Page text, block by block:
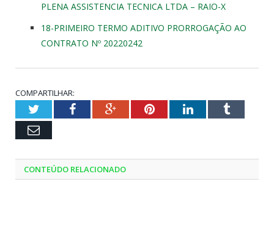
PLENA ASSISTENCIA TECNICA LTDA – RAIO-X
18-PRIMEIRO TERMO ADITIVO PRORROGAÇÃO AO
CONTRATO Nº 20220242
COMPARTILHAR:
TwitterFacebookGoogle+PinterestLinkedInTumblr
Email
CONTEÚDO RELACIONADO